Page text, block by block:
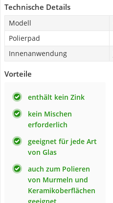
Technische Details
Modell
Polierpad
Innenanwendung
Vorteile
enthält kein Zink
kein Mischen
erforderlich
geeignet für jede Art
von Glas
auch zum Polieren
von Murmeln und
Keramikoberflächen